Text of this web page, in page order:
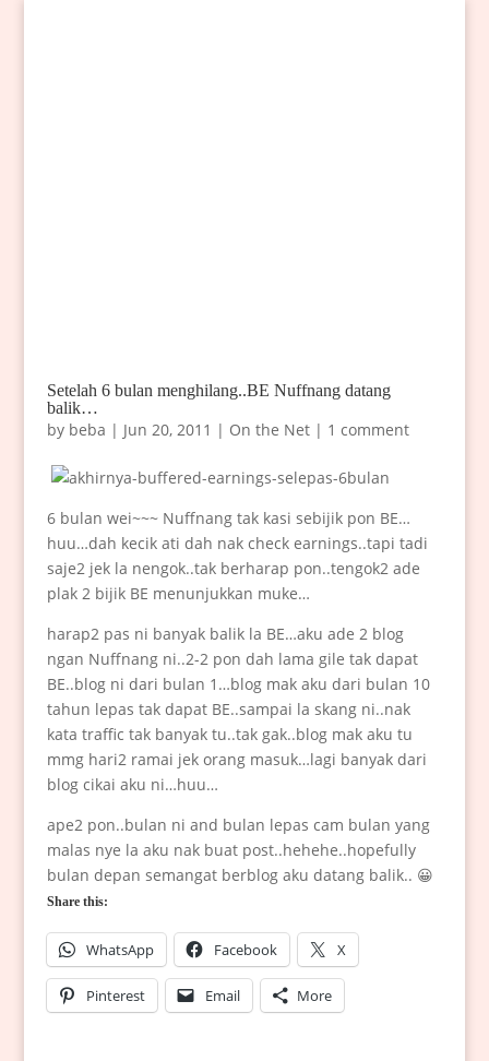
Setelah 6 bulan menghilang..BE Nuffnang datang
balik…
by beba | Jun 20, 2011 | On the Net| 1 comment
6 bulan wei~~~ Nuffnang tak kasi sebijik pon BE…
huu…dah kecik ati dah nak check earnings..tapi tadi
saje2 jek la nengok..tak berharap pon..tengok2 ade
plak 2 bijik BE menunjukkan muke…
harap2 pas ni banyak balik la BE…aku ade 2 blog
ngan Nuffnang ni..2-2 pon dah lama gile tak dapat
BE..blog ni dari bulan 1…blog mak aku dari bulan 10
tahun lepas tak dapat BE..sampai la skang ni..nak
kata traffic tak banyak tu..tak gak..blog mak aku tu
mmg hari2 ramai jek orang masuk…lagi banyak dari
blog cikai aku ni…huu…
ape2 pon..bulan ni and bulan lepas cam bulan yang
malas nye la aku nak buat post..hehehe..hopefully
bulan depan semangat berblog aku datang balik.. 😀
Share this:
WhatsApp Facebook X
Pinterest Email More